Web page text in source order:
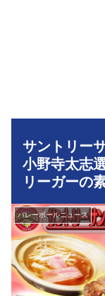
サントリー
小野寺太志
リーガーの
バレーボールニュース